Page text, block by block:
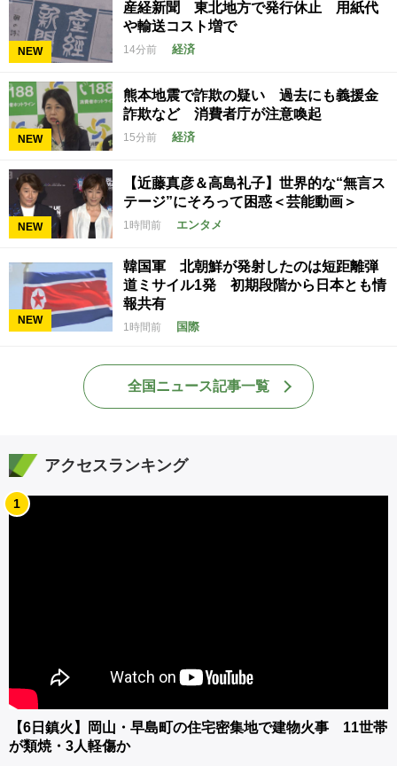
NEW
産経新聞 東北地方で発行休止 用紙代
や輸送コスト増で
14分前 経済
NEW
熊本地震で詐欺の疑い 過去にも義援金
詐欺など 消費者庁が注意喚起
15分前 経済
NEW
【近藤真彦＆高島礼子】世界的な“無言ス
テージ”にそろって困惑＜芸能動画＞
1時間前 エンタメ
NEW
韓国軍 北朝鮮が発射したのは短距離弾
道ミサイル1発 初期段階から日本とも情
報共有
1時間前 国際
全国ニュース記事一覧
アクセスランキング
1
【6日鎮火】岡山・早島町の住宅密集地で建物火事 11世帯
が類焼・3人軽傷か